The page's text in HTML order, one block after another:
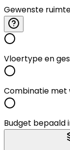
Gewenste
Vloertype en
Combinatie
Budget bepaald